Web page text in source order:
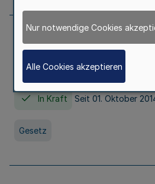
Gesetz über die
Nordrhein-Westfalen
HG)
In Kraft Seit 01. Oktober
Gesetz
Nur notwendige Cookies
Alle Cookies akzeptieren